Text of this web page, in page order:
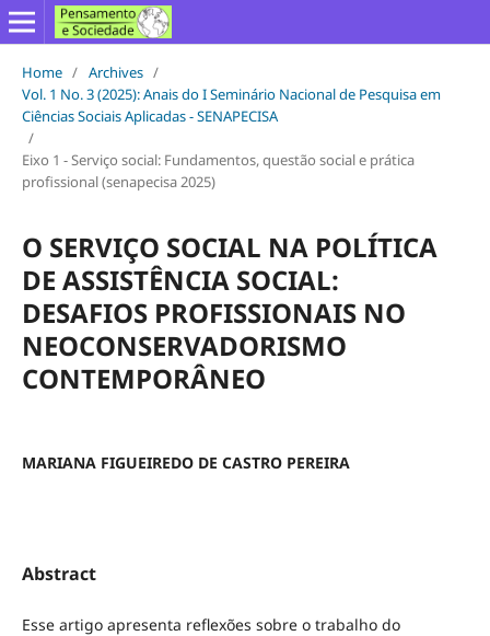
Home / Archives /
Vol. 1 No. 3 (2025): Anais do I Seminário Nacional de Pesquisa em
Ciências Sociais Aplicadas - SENAPECISA
/
Eixo 1 - Serviço social: Fundamentos, questão social e prática
profissional (senapecisa 2025)
O SERVIÇO SOCIAL NA POLÍTICA
DE ASSISTÊNCIA SOCIAL:
DESAFIOS PROFISSIONAIS NO
NEOCONSERVADORISMO
CONTEMPORÂNEO
MARIANA FIGUEIREDO DE CASTRO PEREIRA
Abstract
Esse artigo apresenta reflexões sobre o trabalho do